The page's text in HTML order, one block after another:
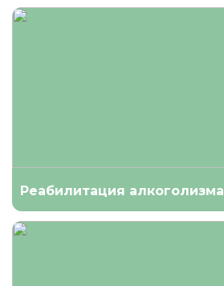
Реабилитация алкоголизма